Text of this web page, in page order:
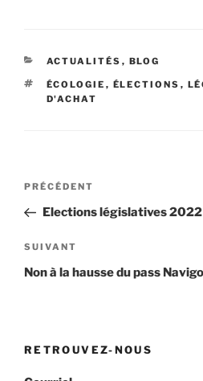
CATÉGORIES
ACTUALITÉS , BLOG
ÉTIQUETTES
ÉCOLOGIE , ÉLECTIONS ,
D'ACHAT
Navigation
l’article
Article
précédent
PRÉCÉDENT
Elections législatives 2022
Article
suivant
SUIVANT
Non à la hausse du pass
RETROUVEZ-NOUS